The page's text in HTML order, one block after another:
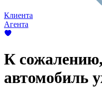
Клиента
Агента
К сожалению,
автомобиль